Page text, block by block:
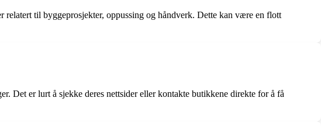
til byggeprosjekter, oppussing og håndverk. Dette kan være en flott
Det er lurt å sjekke deres nettsider eller kontakte butikkene direkte for å få